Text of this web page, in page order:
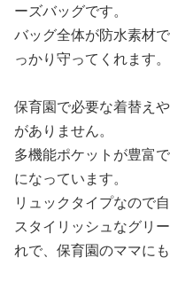
ーズバッグです。
バッグ全体が防水素材
っかり守ってくれます。
保育園で必要な着替え
がありません。
多機能ポケットが豊富
になっています。
リュックタイプなので
スタイリッシュなグリ
れで、保育園のママに